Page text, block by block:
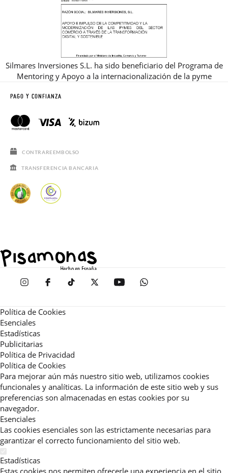
Silmares Inversiones S.L. ha sido beneficiario del Programa de
Mentoring y Apoyo a la internacionalización de la pyme
PAGO Y CONFIANZA
CONTRAREEMBOLSO
TRANSFERENCIA BANCARIA
Política de Cookies
Esenciales
Estadísticas
Publicitarias
Política de Privacidad
Política de Cookies
Para mejorar aún más nuestro sitio web, utilizamos cookies
funcionales y analíticas. La información de este sitio web y sus
preferencias son almacenadas en estas cookies por su
navegador.
Esenciales
Las cookies esenciales son las estrictamente necesarias para
garantizar el correcto funcionamiento del sitio web.
Estadísticas
Estas cookies nos permiten ofrecerle una experiencia en el sitio